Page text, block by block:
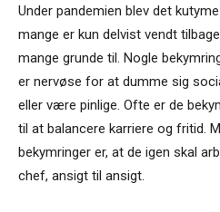
Under pandemien blev det
mange er kun delvist vendt
mange grunde til. Nogle
er nervøse for at dumme sig
eller være pinlige. Ofte er de
til at balancere karriere og fritid.
bekymringer er, at de igen skal
chef, ansigt til ansigt.